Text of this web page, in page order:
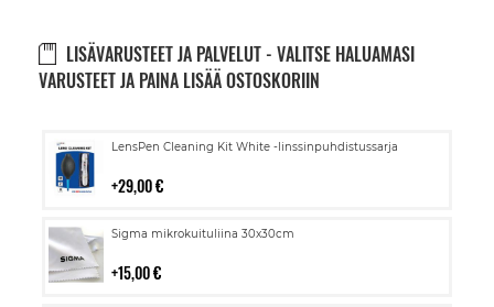
LISÄVARUSTEET JA PALVELUT - VALITSE HALUAMASI
VARUSTEET JA PAINA LISÄÄ OSTOSKORIIN
LensPen Cleaning Kit White -linssinpuhdistussarja
29,00 €
Lisää
Sigma mikrokuituliina 30x30cm
15,00 €
Lisää